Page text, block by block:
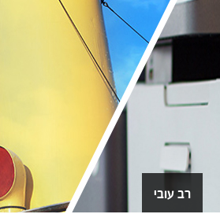
רב עובי